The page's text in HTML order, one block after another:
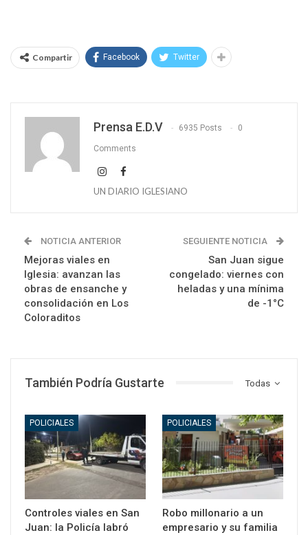
Compartir Facebook Twitter
Prensa E.D.V 6935 Posts 0
Comments
UN DIARIO IGLESIANO
NOTICIA ANTERIOR
Mejoras viales en
Iglesia: avanzan las
obras de ensanche y
consolidación en Los
Coloraditos
SEGUIENTE NOTICIA
San Juan sigue
congelado: viernes con
heladas y una mínima
de -1°C
Todas
También Podría Gustarte
POLICIALES
Controles viales en San
Juan: la Policía labró
POLICIALES
Robo millonario a un
empresario y su familia